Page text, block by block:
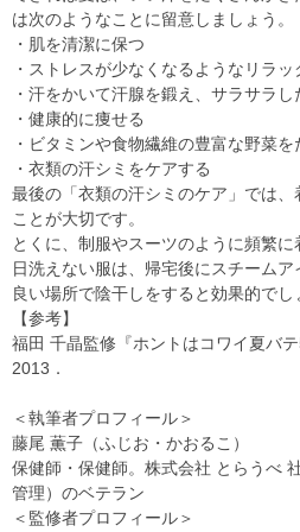
は次のようなことに留意しましょう。
・肌を清潔に保つ
・ストレスが少なくなるようなリラ
・汗をかいて汗腺を鍛え、サラサラし
・健康的に痩せる
・ビタミンや食物繊維の豊富な野菜
・衣類の汗シミをケアする
最後の「衣類の汗シミのケア」では
ことが大切です。
とくに、制服やスーツのように頻繁
日洗えない服は、帰宅後にスチーム
良い場所で陰干しをすると効果的でし
【参考】
福田 千晶監修『ホントはコワイ夏バテ
2013．
＜執筆者プロフィール＞
藤尾 薫子（ふじお・かおるこ）
保健師・保健師。株式会社 とらうべ
管理）のベテラン
＜監修者プロフィール＞